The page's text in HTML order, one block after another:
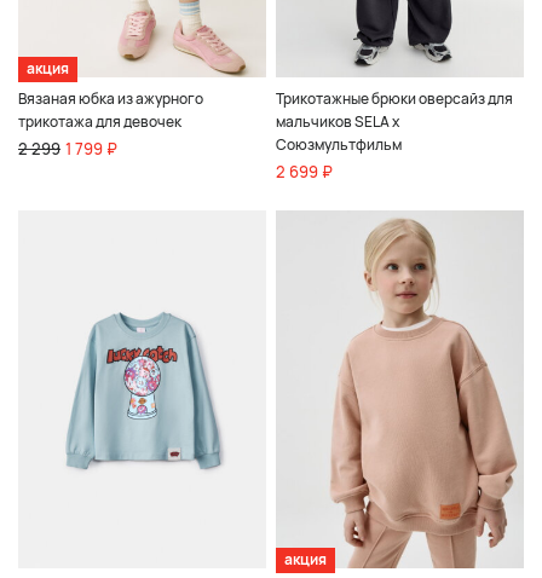
акция
Вязаная юбка из ажурного
трикотажа для девочек
2 299 1 799 ₽
Трикотажные брюки оверсайз для
мальчиков SELA x
Союзмультфильм
2 699 ₽
акция